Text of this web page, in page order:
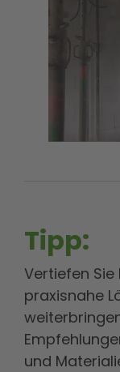
Tipp:
Vertiefen Sie
praxisnahe
und